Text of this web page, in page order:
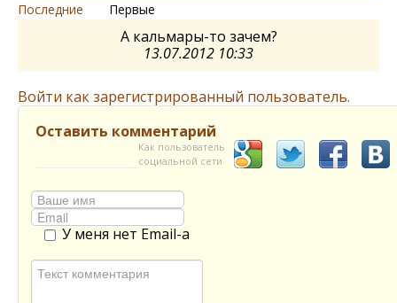
Последние Первые
А кальмары-то зачем?
13.07.2012 10:33
Войти как зарегистрированный пользователь.
Оставить комментарий
Как пользователь
социальной сети
У меня нет Email-а